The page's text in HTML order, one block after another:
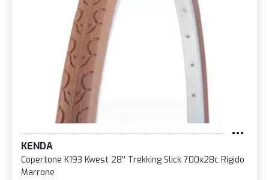
KENDA
Copertone K193 Kwest 28'' Trekking Slick 700x28c Rigido
Marrone